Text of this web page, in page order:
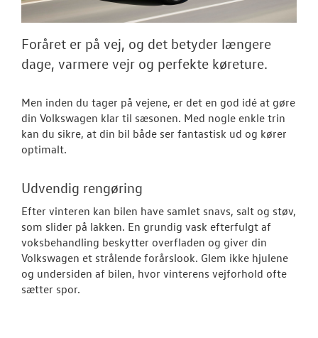
NYHEDER
Tilmeld dig
Danmarks
Foråret er på vej, og det betyder længere
dage, varmere vejr og perfekte køreture.
Men inden du tager på vejene, er det en god idé at gøre
din Volkswagen klar til sæsonen. Med nogle enkle trin
kan du sikre, at din bil både ser fantastisk ud og kører
optimalt.
Udvendig rengøring
Efter vinteren kan bilen have samlet snavs, salt og støv,
som slider på lakken. En grundig vask efterfulgt af
voksbehandling beskytter overfladen og giver din
Volkswagen et strålende forårslook. Glem ikke hjulene
og undersiden af bilen, hvor vinterens vejforhold ofte
sætter spor.